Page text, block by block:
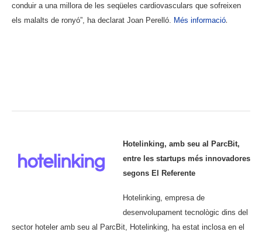
conduir a una millora de les seqüeles cardiovasculars que sofreixen
els malalts de ronyó”, ha declarat Joan Perelló. Més informació.
Hotelinking, amb seu al ParcBit,
entre les startups més innovadores
segons El Referente
Hotelinking, empresa de
desenvolupament tecnològic dins del
sector hoteler amb seu al ParcBit, Hotelinking, ha estat inclosa en el